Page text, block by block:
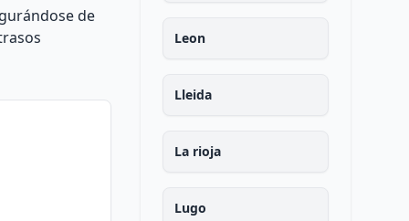
de
Leon
Lleida
La rioja
Lugo